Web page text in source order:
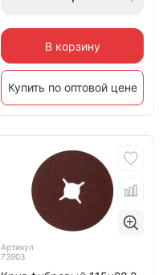
В корзину
Купить по оптовой цене
Артикул
73903